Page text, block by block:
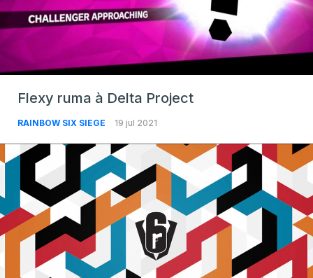
Flexy ruma à Delta Project
RAINBOW SIX SIEGE 19 jul 2021